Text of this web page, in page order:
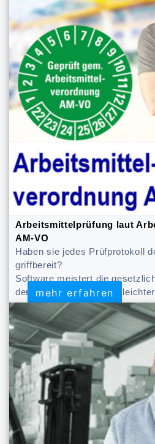
Arbeitsmittelprüfung laut
AM-VO
Haben sie jedes Prüfprotokoll
griffbereit?
Software meistert die
der Arbeitsmittelprüfung
mehr erfahren
mehr erfahren